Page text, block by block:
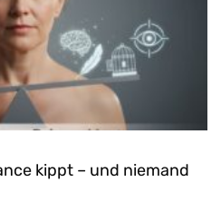
kippt – und niemand